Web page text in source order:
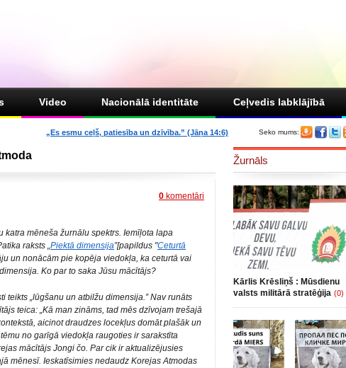
Video Nacionālā identitāte Ceļvedis labklājībā
Seko mums:
„Es esmu ceļš, patiesība un dzīvība.” (Jāņa 14:6)
0 komentāri
katra mēneša žurnālu spektrs. Iemīļota lapa
raksts „Piektā dimensija”[papildus "Ceturtā
un nonācām pie kopēja viedokļa, ka ceturtā vai
Ko par to saka Jūsu mācītājs?
teikts „lūgšanu un atbilžu dimensija.”Nav runāts
teica: „Kā man zināms, tad mēs dzīvojam trešajā
aicinot draudzes locekļus domāt plašāk un
no garīgā viedokļa raugoties ir sarakstīta
mācītājs Jongi čo. Par cik ir aktualizējusies
mēnesī. Ieskatīsimies nedaudz Korejas Atmodas
Žurnāls
Kārlis Krēsliņš : Mūsdienu
valsts militārā stratēģija (0)